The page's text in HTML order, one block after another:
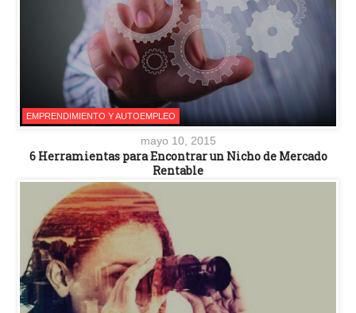
EMPRENDIMIENTO Y AUTOEMPLEO
mayo 10, 2015
6 Herramientas para Encontrar un Nicho de Mercado
Rentable